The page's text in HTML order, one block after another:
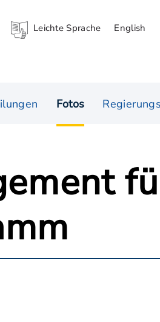
Leichte Sprache English
Fotos